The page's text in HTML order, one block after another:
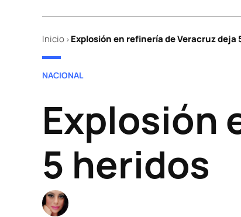
Inicio > Explosión en refinería de Veracruz deja
POSTED
NACIONAL
Explosión
5 heridos